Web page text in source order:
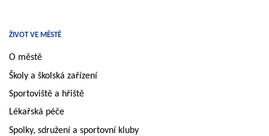
ŽIVOT VE MĚSTĚ
O městě
Školy a školská zařízení
Sportoviště a hřiště
Lékařská péče
Spolky, sdružení a sportovní kluby